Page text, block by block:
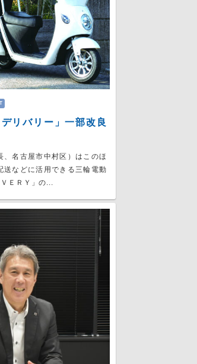
リバリー」一部改良
、名古屋市中村区）はこのほ
送などに活用できる三輪電動
ＥＲＹ」の...